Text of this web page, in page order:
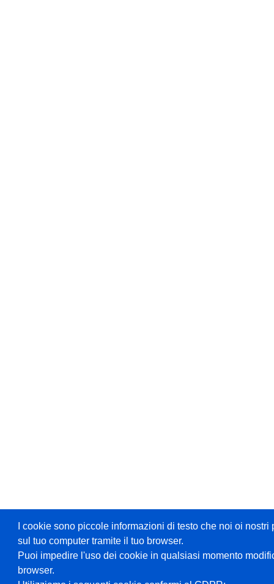
I cookie sono piccole informazioni di testo che noi oi
sul tuo computer tramite il tuo browser.
Puoi impedire l'uso dei cookie in qualsiasi momento
browser.